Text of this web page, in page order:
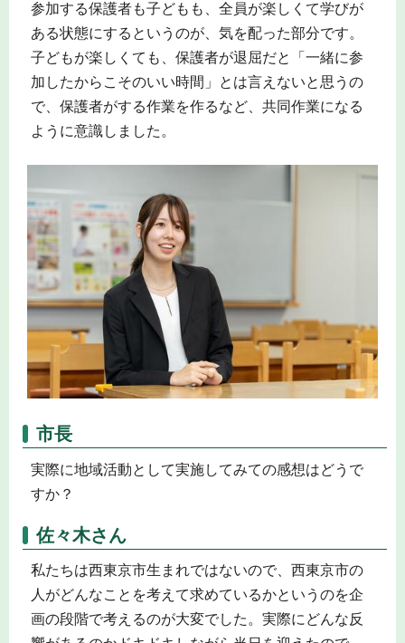
参加する保護者も子どもも、全員が楽しくて学びが
ある状態にするというのが、気を配った部分です。
子どもが楽しくても、保護者が退屈だと「一緒に参
加したからこそのいい時間」とは言えないと思うの
で、保護者がする作業を作るなど、共同作業になる
ように意識しました。
市長
実際に地域活動として実施してみての感想はどうで
すか？
佐々木さん
私たちは西東京市生まれではないので、西東京市の
人がどんなことを考えて求めているかというのを企
画の段階で考えるのが大変でした。実際にどんな反